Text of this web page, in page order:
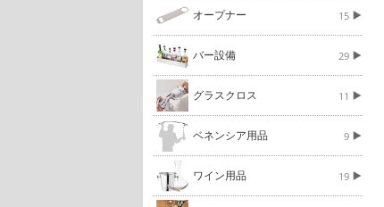
オープナー 15
バー設備 29
グラスクロス 11
ベネンシア用品 9
ワイン用品 19